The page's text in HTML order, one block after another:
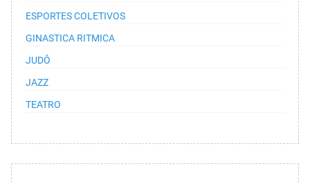
ESPORTES COLETIVOS
GINASTICA RITMICA
JUDÔ
JAZZ
TEATRO